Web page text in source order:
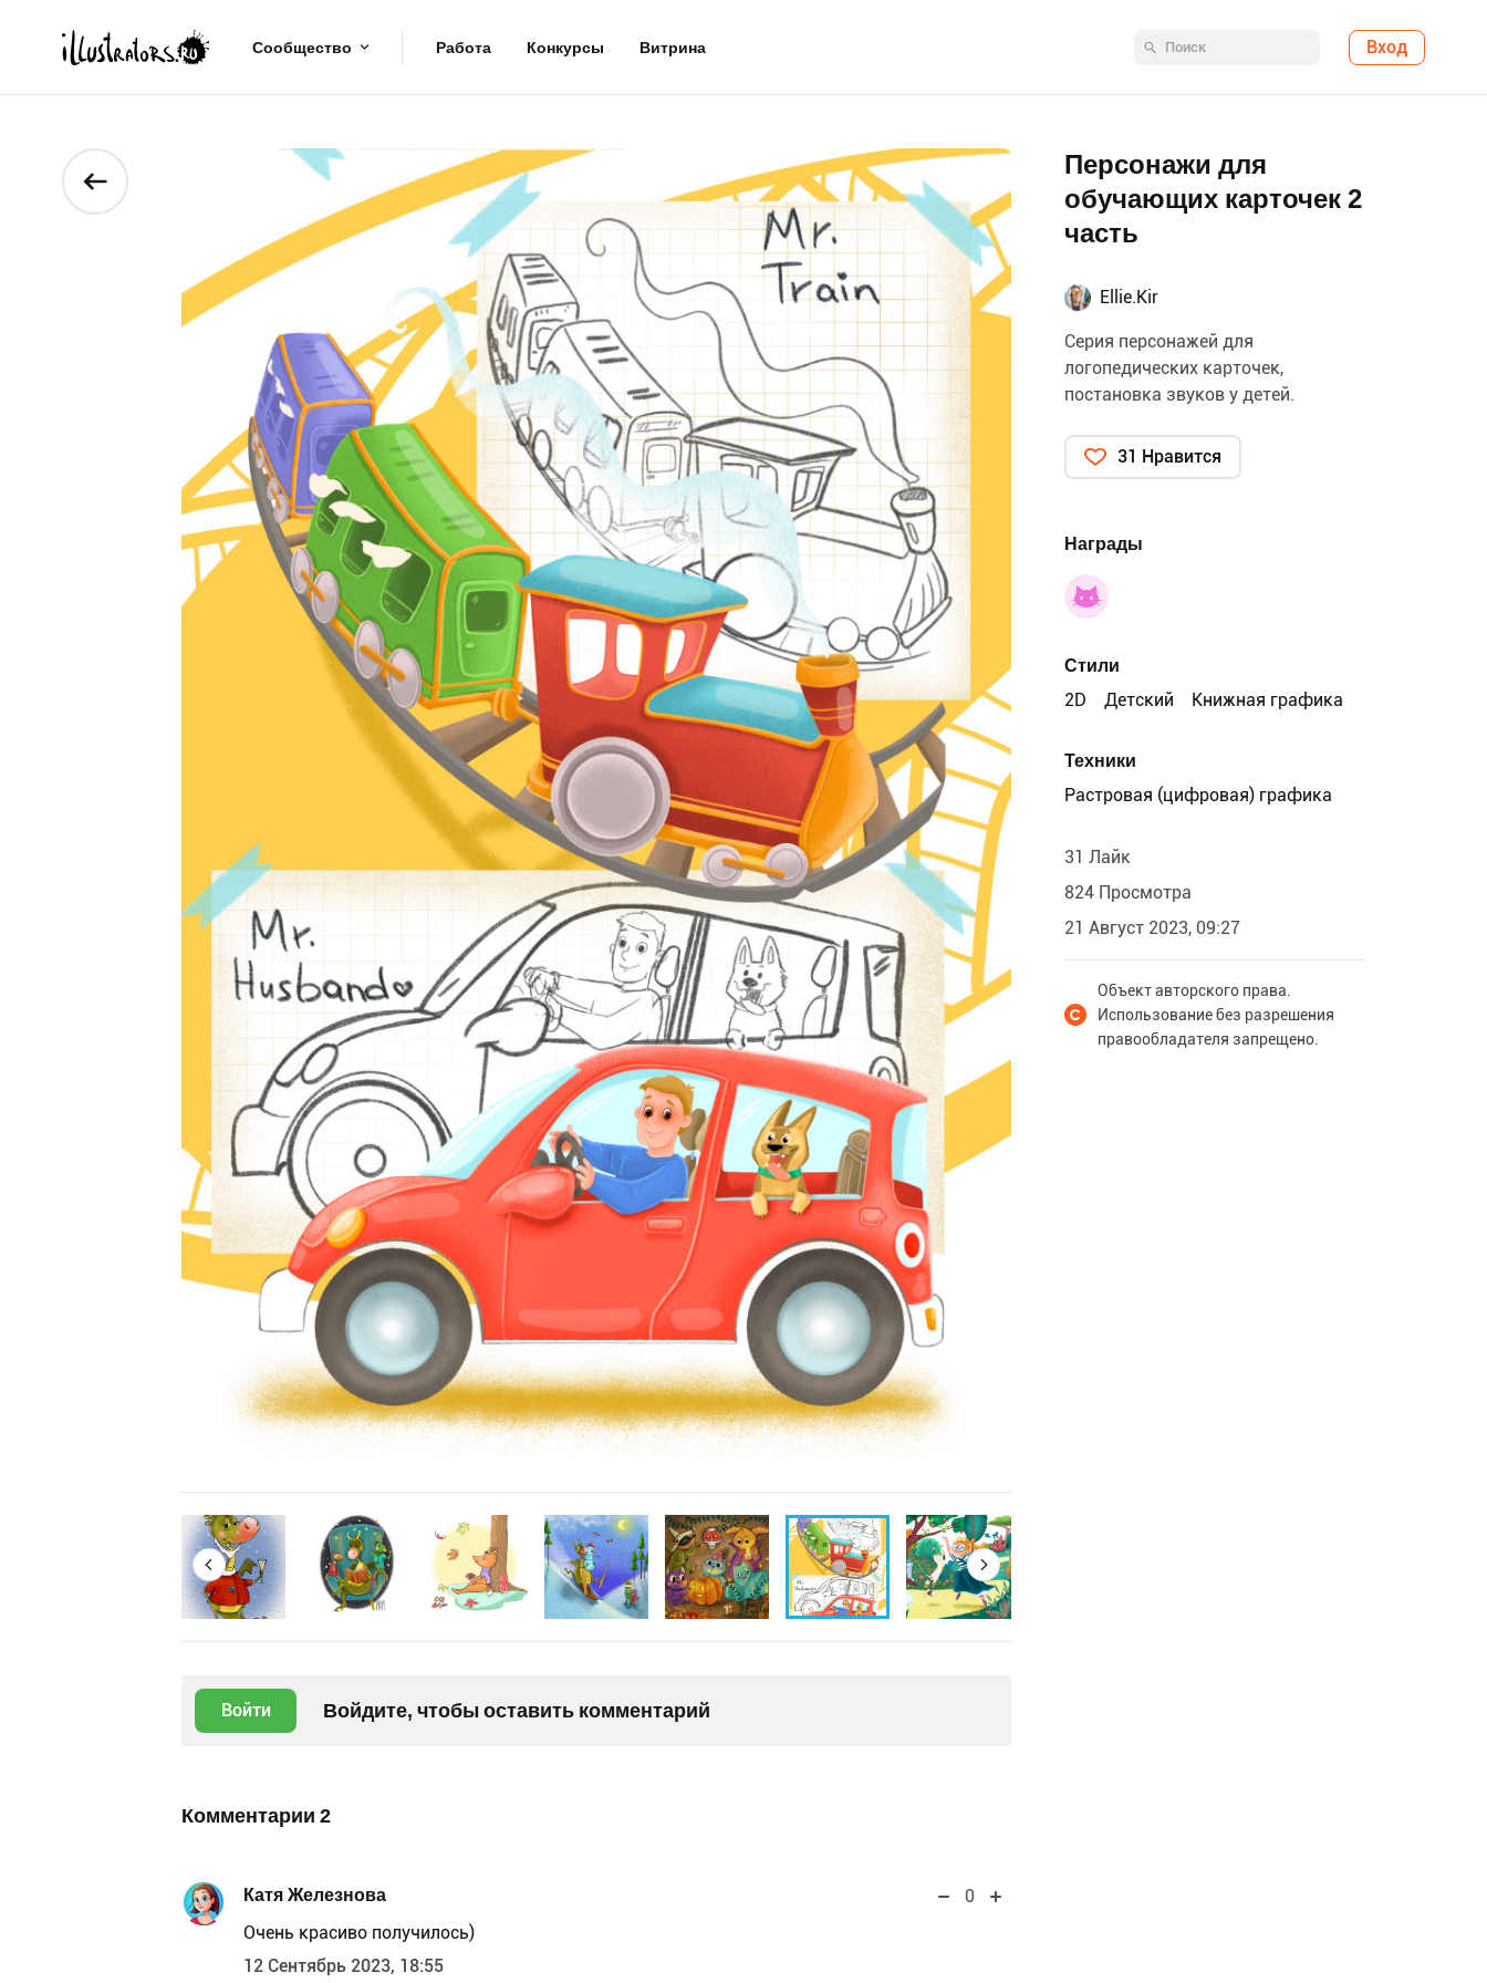
Сообщество Работа Конкурсы Витрина Вход
Войти Войдите, чтобы оставить комментарий
Комментарии 2
Катя Железнова
0
Очень красиво получилось)
12 Сентябрь 2023, 18:55
Персонажи для
обучающих карточек 2
часть
Ellie.Kir
Серия персонажей для
логопедических карточек,
постановка звуков у детей.
31 Нравится
Награды
Стили
2D
Детский Книжная графика
Техники
Растровая (цифровая) графика
31 Лайк
824 Просмотра
21 Август 2023, 09:27
Объект авторского права.
Использование без разрешения
правообладателя запрещено.